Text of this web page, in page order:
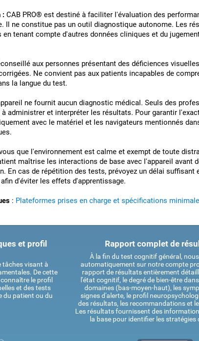
: CAB PRO® est destiné à faciliter l'évaluation des
Il ne constitue pas un outil diagnostique autonome. Les
en tenant compte d'autres données cliniques et du
aux personnes présentant des déficiences
Ne convient pas aux patients incapables de
la langue du test.
ne fournit aucun diagnostic médical. Seuls des
administrer et interpréter les résultats. Pour garantir
avec le matériel et les navigateurs mentionnés
que l'environnement est calme et exempt de toute
maîtrise les interactions de base avec l'appareil avant
En cas de répétition des tests, prévoyez un délai suffisant
d'éviter les effets d'apprentissage.
: Plateformes prises en charge et spécifications
et profil
tâches visant à
De cette
le profil
et des tests
du patient ou du
Rapport complet de
À la fin du test cognitif général,
automatiquement sur notre compte
rapport de résultats entièrement
l'état cognitif, le degré de bien-être
domaines (bas-moyen-haut), les
signes d'alerte, le profil
des résultats, les recommandations et
Les résultats fournissent des
la base pour identifier les stratégies